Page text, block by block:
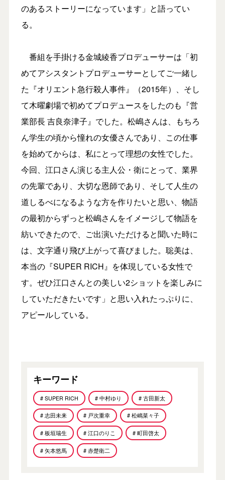
のあるストーリーになっています」と語ってい
る。
番組を手掛ける金城綾香プロデューサーは「初
めてアシスタントプロデューサーとしてご一緒し
た『オリエント急行殺人事件』（2015年）、そし
て木曜劇場で初めてプロデュースをしたのも『営
業部長 吉良奈津子』でした。松嶋さんは、もちろ
ん学生の頃から憧れの女優さんであり、この仕事
を始めてからは、私にとって理想の女性でした。
今回、江口さん演じる主人公・衛にとって、業界
の先輩であり、大切な恩師であり、そして人生の
道しるべになるような方を作りたいと思い、物語
の最初からずっと松嶋さんをイメージして物語を
紡いできたので、ご出演いただけると聞いた時に
は、文字通り飛び上がって喜びました。聡美は、
本当の『SUPER RICH』を体現している女性で
す。ぜひ江口さんとの美しい2ショットを楽しみに
していただきたいです」と思い入れたっぷりに、
アピールしている。
キーワード
# SUPER RICH # 中村ゆり # 古田新太
# 志田未来 # 戸次重幸 # 松嶋菜々子
# 板垣瑞生 # 江口のりこ # 町田啓太
# 矢本悠馬 # 赤楚衛二